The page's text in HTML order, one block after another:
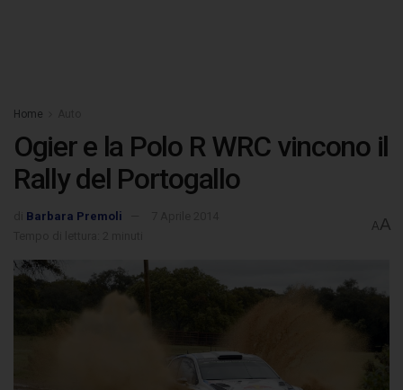
Home
Ogier e la Polo R WRC vincono il
Rally del Portogallo
Barbara Premoli
AA